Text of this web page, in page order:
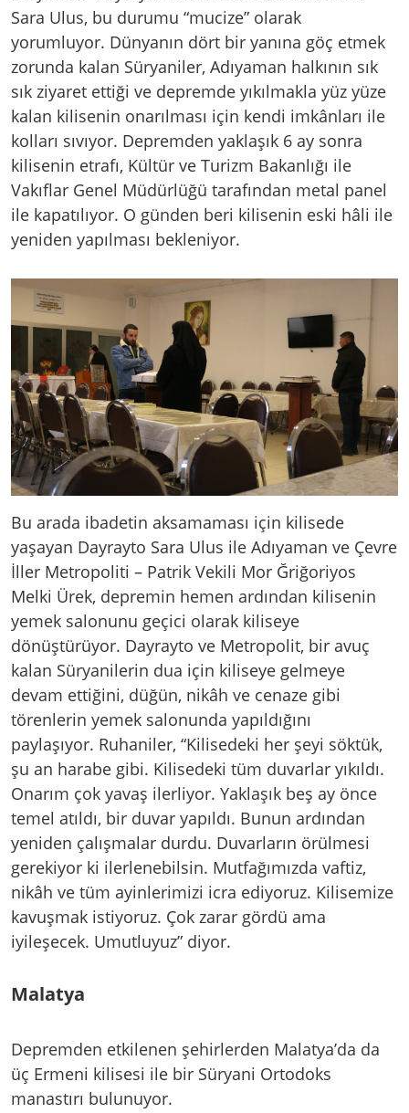
Sara Ulus, bu durumu “mucize” olarak
yorumluyor. Dünyanın dört bir yanına göç etmek
zorunda kalan Süryaniler, Adıyaman halkının sık
sık ziyaret ettiği ve depremde yıkılmakla yüz yüze
kalan kilisenin onarılması için kendi imkânları ile
kolları sıvıyor. Depremden yaklaşık 6 ay sonra
kilisenin etrafı, Kültür ve Turizm Bakanlığı ile
Vakıflar Genel Müdürlüğü tarafından metal panel
ile kapatılıyor. O günden beri kilisenin eski hâli ile
yeniden yapılması bekleniyor.
Bu arada ibadetin aksamaması için kilisede
yaşayan Dayrayto Sara Ulus ile Adıyaman ve Çevre
İller Metropoliti – Patrik Vekili Mor Ğriğoriyos
Melki Ürek, depremin hemen ardından kilisenin
yemek salonunu geçici olarak kiliseye
dönüştürüyor. Dayrayto ve Metropolit, bir avuç
kalan Süryanilerin dua için kiliseye gelmeye
devam ettiğini, düğün, nikâh ve cenaze gibi
törenlerin yemek salonunda yapıldığını
paylaşıyor. Ruhaniler, “Kilisedeki her şeyi söktük,
şu an harabe gibi. Kilisedeki tüm duvarlar yıkıldı.
Onarım çok yavaş ilerliyor. Yaklaşık beş ay önce
temel atıldı, bir duvar yapıldı. Bunun ardından
yeniden çalışmalar durdu. Duvarların örülmesi
gerekiyor ki ilerlenebilsin. Mutfağımızda vaftiz,
nikâh ve tüm ayinlerimizi icra ediyoruz. Kilisemize
kavuşmak istiyoruz. Çok zarar gördü ama
iyileşecek. Umutluyuz” diyor.
Malatya
Depremden etkilenen şehirlerden Malatya’da da
üç Ermeni kilisesi ile bir Süryani Ortodoks
manastırı bulunuyor.